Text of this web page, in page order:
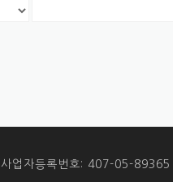
사업자등록번호: 407-05-